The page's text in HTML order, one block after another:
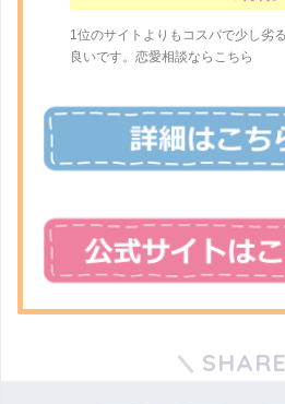
1位のサイトよりもコスパで少し劣
良いです。恋愛相談ならこちら
SHARE